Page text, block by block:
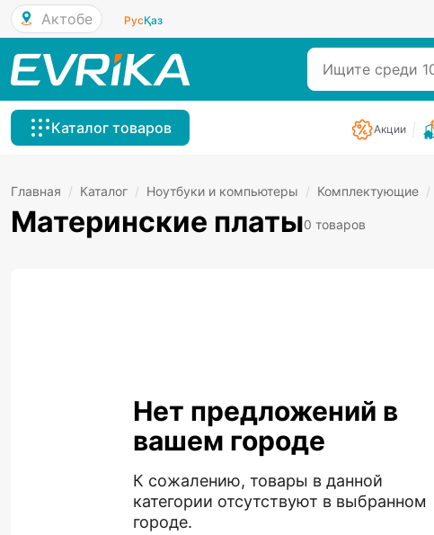
Актобе РусҚаз
Каталог товаров Акции
Главная / Каталог / Ноутбуки и компьютеры / Комплектующие /
Материнские платы0 товаров
Нет предложений в
вашем городе
К сожалению, товары в данной
категории отсутствуют в выбранном
городе.